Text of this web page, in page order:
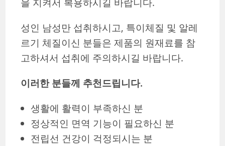
성인 남성만 섭취하시고, 특이체질 및 알레
르기 체질이신 분들은 제품의 원재료를 참
고하셔서 섭취에 주의하시길 바랍니다.
이러한 분들께 추천드립니다.
생활에 활력이 부족하신 분
정상적인 면역 기능이 필요하신 분
전립선 건강이 걱정되시는 분